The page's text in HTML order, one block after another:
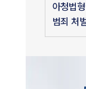
아청법
범죄 처